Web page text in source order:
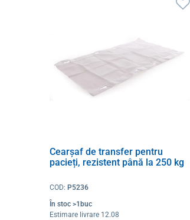
Cearșaf de transfer pentru
pacieți, rezistent până la 250 kg
COD: P5236
În stoc >1buc
Estimare livrare 12.08